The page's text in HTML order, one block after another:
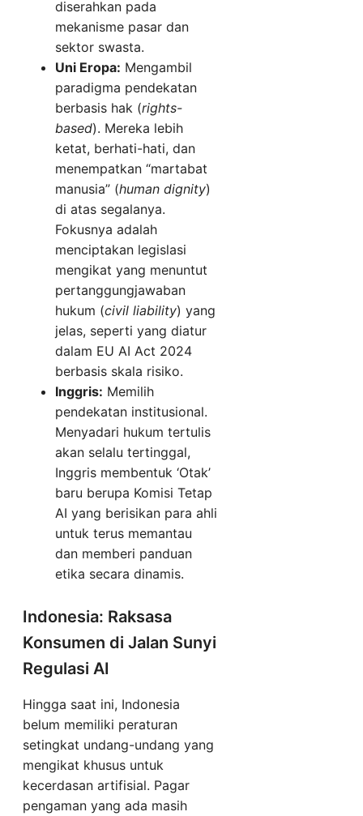
diserahkan pada
mekanisme pasar dan
sektor swasta.
Uni Eropa: Mengambil
paradigma pendekatan
berbasis hak (rights-
based). Mereka lebih
ketat, berhati-hati, dan
menempatkan “martabat
manusia” (human dignity)
di atas segalanya.
Fokusnya adalah
menciptakan legislasi
mengikat yang menuntut
pertanggungjawaban
hukum (civil liability) yang
jelas, seperti yang diatur
dalam EU AI Act 2024
berbasis skala risiko.
Inggris: Memilih
pendekatan institusional.
Menyadari hukum tertulis
akan selalu tertinggal,
Inggris membentuk ‘Otak’
baru berupa Komisi Tetap
AI yang berisikan para ahli
untuk terus memantau
dan memberi panduan
etika secara dinamis.
Indonesia: Raksasa
Konsumen di Jalan Sunyi
Regulasi AI
Hingga saat ini, Indonesia
belum memiliki peraturan
setingkat undang-undang yang
mengikat khusus untuk
kecerdasan artifisial. Pagar
pengaman yang ada masih